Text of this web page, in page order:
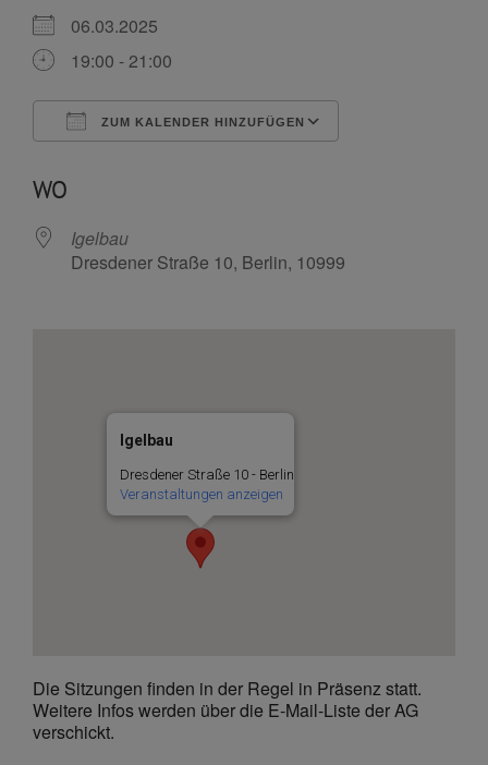
06.03.2025
19:00 - 21:00
ZUM KALENDER HINZUFÜGEN
WO
Igelbau
Dresdener Straße 10, Berlin, 10999
Igelbau
Dresdener Straße 10 - Berlin
Veranstaltungen anzeigen
Die Sitzungen finden in der Regel in Präsenz statt.
Weitere Infos werden über die E-Mail-Liste der AG
verschickt.